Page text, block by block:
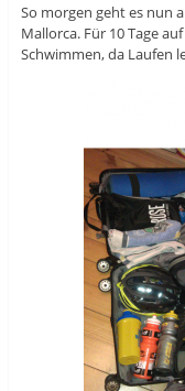
So morgen geht es nun
Mallorca. Für 10 Tage
Schwimmen, da Laufen